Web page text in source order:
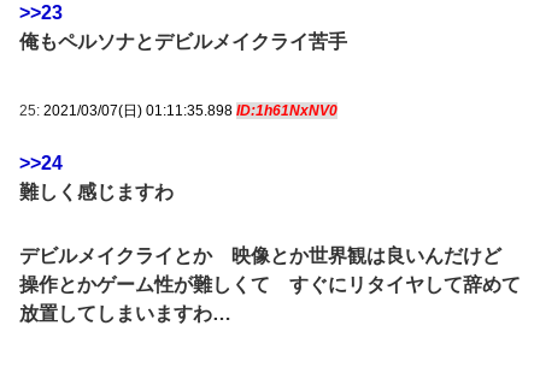
>>23
俺もペルソナとデビルメイクライ苦手
25: 2021/03/07(日) 01:11:35.898 ID:1h61NxNV0
>>24
難しく感じますわ
デビルメイクライとか 映像とか世界観は良いんだけど
操作とかゲーム性が難しくて すぐにリタイヤして辞めて
放置してしまいますわ…